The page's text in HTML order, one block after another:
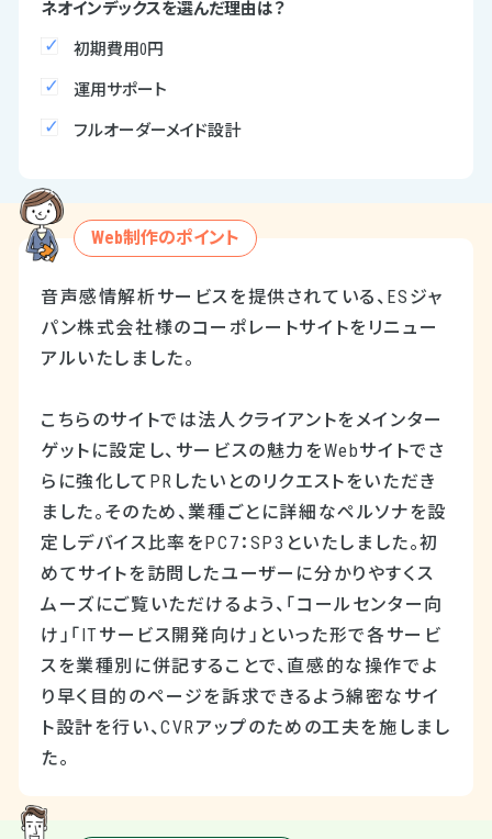
ネオインデックスを選んだ理由は？
初期費用0円
運用サポート
フルオーダーメイド設計
Web制作のポイント
音声感情解析サービスを提供されている、ESジャ
パン株式会社様のコーポレートサイトをリニュー
アルいたしました。
こちらのサイトでは法人クライアントをメインター
ゲットに設定し、サービスの魅力をWebサイトでさ
らに強化してPRしたいとのリクエストをいただき
ました。そのため、業種ごとに詳細なペルソナを設
定しデバイス比率をPC7：SP3といたしました。初
めてサイトを訪問したユーザーに分かりやすくス
ムーズにご覧いただけるよう、「コールセンター向
け」「ITサービス開発向け」といった形で各サービ
スを業種別に併記することで、直感的な操作でよ
り早く目的のページを訴求できるよう綿密なサイ
ト設計を行い、CVRアップのための工夫を施しまし
た。